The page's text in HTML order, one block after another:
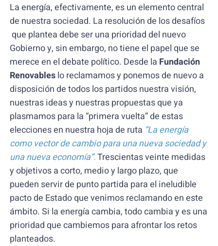
La energía, efectivamente, es un elemento central
de nuestra sociedad. La resolución de los desafíos
que plantea debe ser una prioridad del nuevo
Gobierno y, sin embargo, no tiene el papel que se
merece en el debate político. Desde la Fundación
Renovableslo reclamamos y ponemos de nuevo a
disposición de todos los partidos nuestra visión,
nuestras ideas y nuestras propuestas que ya
plasmamos para la “primera vuelta” de estas
elecciones en nuestra hoja de ruta “La energía
como vector de cambio para una nueva sociedad y
una nueva economía”.Trescientas veinte medidas
y objetivos a corto, medio y largo plazo, que
pueden servir de punto partida para el ineludible
pacto de Estado que venimos reclamando en este
ámbito. Si la energía cambia, todo cambia y es una
prioridad que cambiemos para afrontar los retos
planteados.